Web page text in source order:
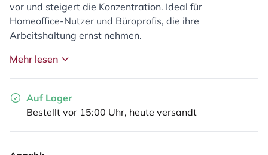
vor und steigert die Konzentration. Ideal für
Homeoffice-Nutzer und Büroprofis, die ihre
Arbeitshaltung ernst nehmen.
Mehr lesen
Auf Lager
Bestellt vor 15:00 Uhr, heute versandt